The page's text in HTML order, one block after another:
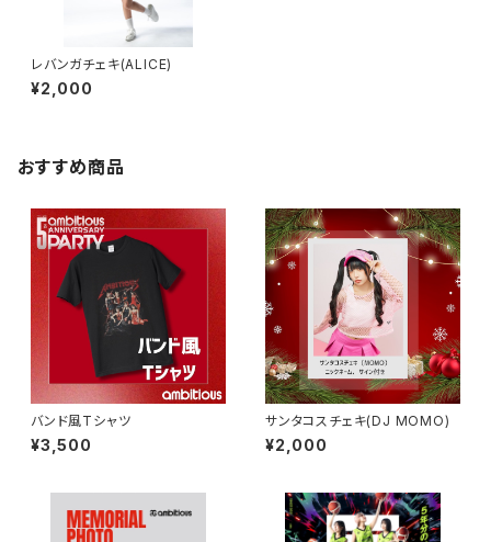
レバンガチェキ(ALICE)
¥2,000
おすすめ商品
バンド風Tシャツ
¥3,500
サンタコスチェキ(DJ MOMO)
¥2,000